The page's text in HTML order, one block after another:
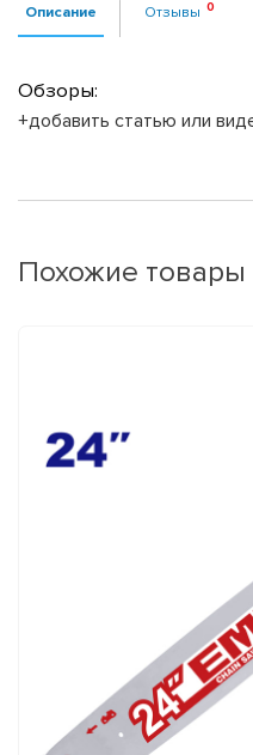
Описание Отзывы
Обзоры:
+добавить статью или
Похожие товары